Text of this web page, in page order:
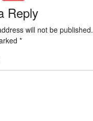
Reply
will not be published.
*